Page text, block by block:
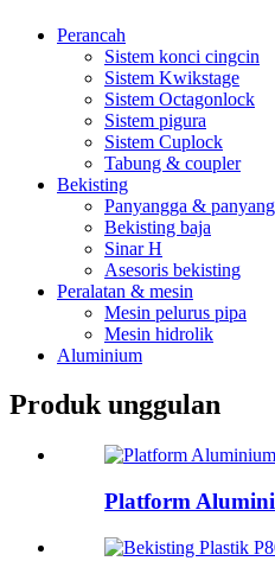
Perancah
Sistem konci cingcin
Sistem Kwikstage
Sistem Octagonlock
Sistem pigura
Sistem Cuplock
Tabung & coupler
Bekisting
Panyangga &
Bekisting baja
Sinar H
Asesoris bekisting
Peralatan & mesin
Mesin pelurus pipa
Mesin hidrolik
Aluminium
Produk unggulan
Platform